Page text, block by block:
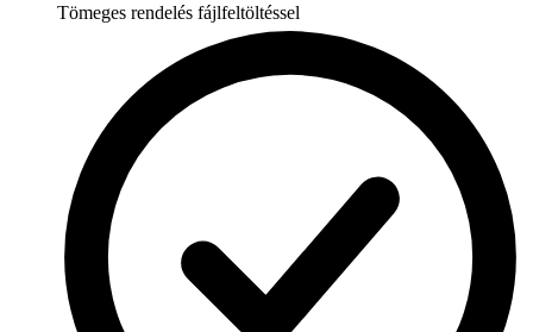
Tömeges rendelés fájlfeltöltéssel